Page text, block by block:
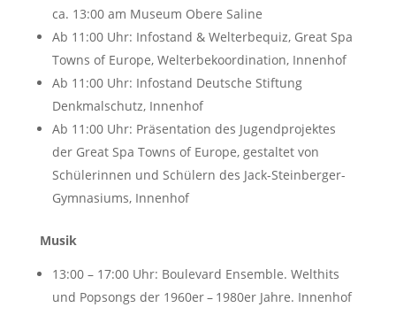
ca. 13:00 am Museum Obere Saline
Ab 11:00 Uhr: Infostand & Welterbequiz, Great Spa
Towns of Europe, Welterbekoordination, Innenhof
Ab 11:00 Uhr: Infostand Deutsche Stiftung
Denkmalschutz, Innenhof
Ab 11:00 Uhr: Präsentation des Jugendprojektes
der Great Spa Towns of Europe, gestaltet von
Schülerinnen und Schülern des Jack-Steinberger-
Gymnasiums, Innenhof
Musik
13:00 – 17:00 Uhr: Boulevard Ensemble. Welthits
und Popsongs der 1960er – 1980er Jahre. Innenhof